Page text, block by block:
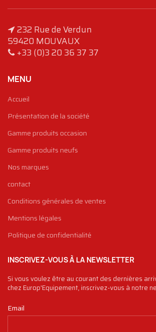
232 Rue de Verdun
59420 MOUVAUX
+33 (0)3 20 36 37 37
MENU
Accueil
Présentation de la société
Gamme produits occasion
Gamme produits neufs
Nos marques
contact
Conditions générales de ventes
Mentions légales
Politique de confidentialité
INSCRIVEZ-VOUS À LA NEWSLETTER
Si vous voulez être au courant des dernières
chez Europ'Equipement, inscrivez-vous à notre
Email